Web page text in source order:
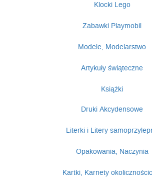
Klocki Lego
Zabawki Playmobil
Modele, Modelarstwo
Artykuły świąteczne
Książki
Druki Akcydensowe
Literki i Litery
Opakowania, Naczynia
Kartki, Karnety